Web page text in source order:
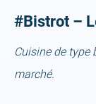
#Bistrot –
Cuisine de type
marché.